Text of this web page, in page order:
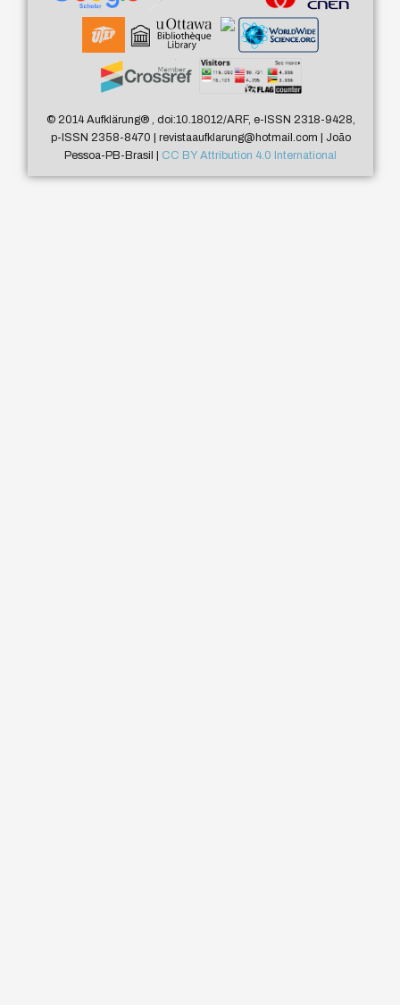
© 2014 Aufklärung®, doi:10.18012/ARF, e-ISSN 2318-9428,
p-ISSN 2358-8470 | revistaaufklarung@hotmail.com | João
Pessoa-PB-Brasil | CC BY Attribution 4.0 International